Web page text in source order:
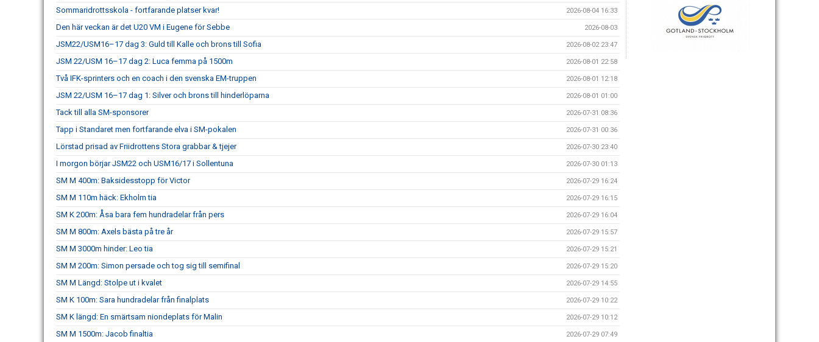
Sommaridrottsskola - fortfarande platser kvar! 2026-08-04 16:33
Den här veckan är det U20 VM i Eugene för Sebbe 2026-08-03
JSM22/USM16–17 dag 3: Guld till Kalle och brons till Sofia 2026-08-02 23:47
JSM 22/USM 16–17 dag 2: Luca femma på 1500m 2026-08-01 22:58
Två IFK-sprinters och en coach i den svenska EM-truppen 2026-08-01 12:18
JSM 22/USM 16–17 dag 1: Silver och brons till hinderlöparna 2026-08-01 01:00
Tack till alla SM-sponsorer 2026-07-31 08:36
Tapp i Standaret men fortfarande elva i SM-pokalen 2026-07-31 00:36
Lörstad prisad av Friidrottens Stora grabbar & tjejer 2026-07-30 23:40
I morgon börjar JSM22 och USM16/17 i Sollentuna 2026-07-30 01:13
SM M 400m: Baksidesstopp för Victor 2026-07-29 16:24
SM M 110m häck: Ekholm tia 2026-07-29 16:15
SM K 200m: Åsa bara fem hundradelar från pers 2026-07-29 16:04
SM M 800m: Axels bästa på tre år 2026-07-29 15:57
SM M 3000m hinder: Leo tia 2026-07-29 15:21
SM M 200m: Simon persade och tog sig till semifinal 2026-07-29 15:20
SM M Längd: Stolpe ut i kvalet 2026-07-29 14:55
SM K 100m: Sara hundradelar från finalplats 2026-07-29 10:22
SM K längd: En smärtsam niondeplats för Malin 2026-07-29 10:12
SM M 1500m: Jacob finaltia 2026-07-29 07:49